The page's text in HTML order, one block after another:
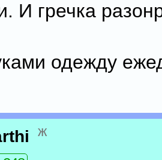
И гречка
одежду
ж